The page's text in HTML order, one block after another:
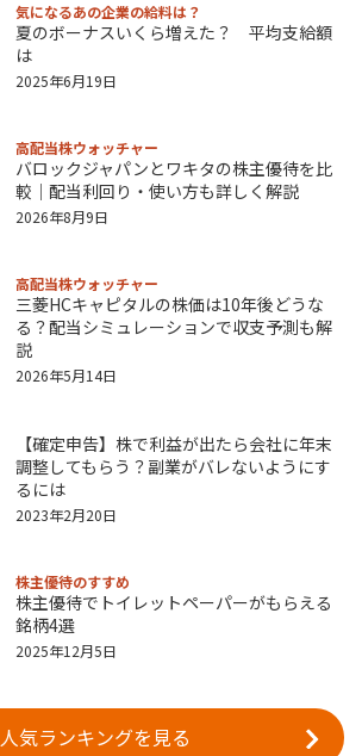
気になるあの企業の給料は？
夏のボーナスいくら増えた？ 平均支給額
は
2025年6月19日
高配当株ウォッチャー
バロックジャパンとワキタの株主優待を比
較｜配当利回り・使い方も詳しく解説
2026年8月9日
高配当株ウォッチャー
三菱HCキャピタルの株価は10年後どうな
る？配当シミュレーションで収支予測も解
説
2026年5月14日
【確定申告】株で利益が出たら会社に年末
調整してもらう？副業がバレないようにす
るには
2023年2月20日
株主優待のすすめ
株主優待でトイレットペーパーがもらえる
銘柄4選
2025年12月5日
人気ランキングを見る